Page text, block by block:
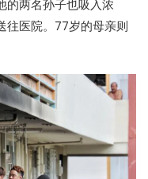
的两名孙子也吸入浓
往医院。77岁的母亲则